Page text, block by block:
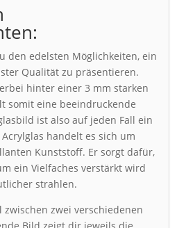
den edelsten Möglichkeiten, ein
Qualität zu präsentieren.
hinter einer 3 mm starken
somit eine beeindruckende
ist also auf jeden Fall ein
handelt es sich um
Kunststoff. Er sorgt dafür,
ein Vielfaches verstärkt wird
strahlen.
zwei verschiedenen